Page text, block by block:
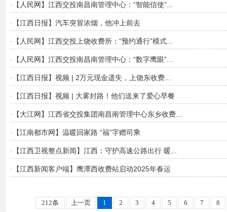
· 【人民网】江西交投南昌南管理中心：“智能信使”...
· 【江西日报】汽车突冒浓烟，他冲上前去
· 【人民网】江西交投上饶收费所：“预约通行”模式...
· 【人民网】江西交投南昌南管理中心：“数字鹰眼”...
· 【江西日报】视频 | 2万元现金遗失，上饶东收费...
· 【江西日报】视频 | 大雾封路！他们送来了爱心早餐
· 【大江网】江西省交投集团南昌南管理中心东乡收费...
· 【江南都市网】温暖回家路 “福”字赠司乘
· 【江西卫视整点新闻】江西：守护高速公路出行 暖...
· 【江西新闻客户端】鹰潭西收费站启动2025年春运
212条 上一页 1 2 3 4 5 6 7 8